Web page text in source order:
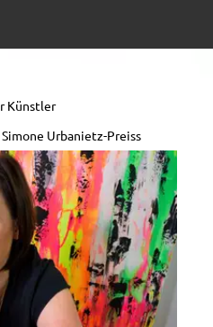
Künstler
Urbanietz-Preiss